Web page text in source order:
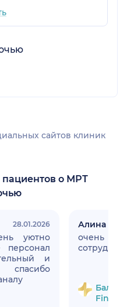
сайтов клиник
о МРТ
28.01.2026
уютно
персонал
и
спасибо
Алина
очень